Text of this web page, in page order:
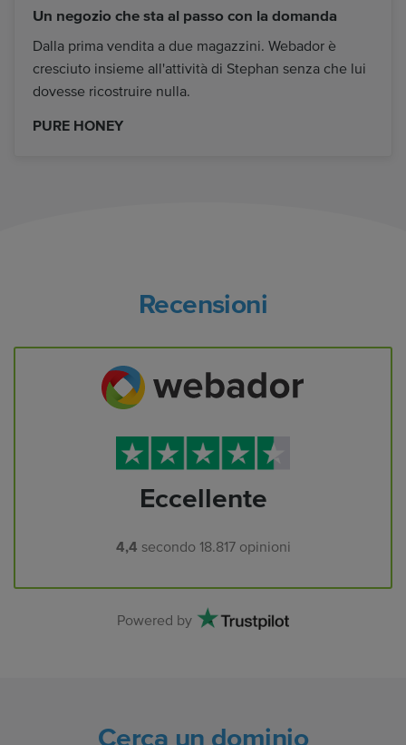
Un negozio che sta al passo con la domanda
Dalla prima vendita a due magazzini. Webador è
cresciuto insieme all'attività di Stephan senza che lui
dovesse ricostruire nulla.
PURE HONEY
Recensioni
Eccellente
4,4 secondo 18.817opinioni
Powered by
Cerca un dominio